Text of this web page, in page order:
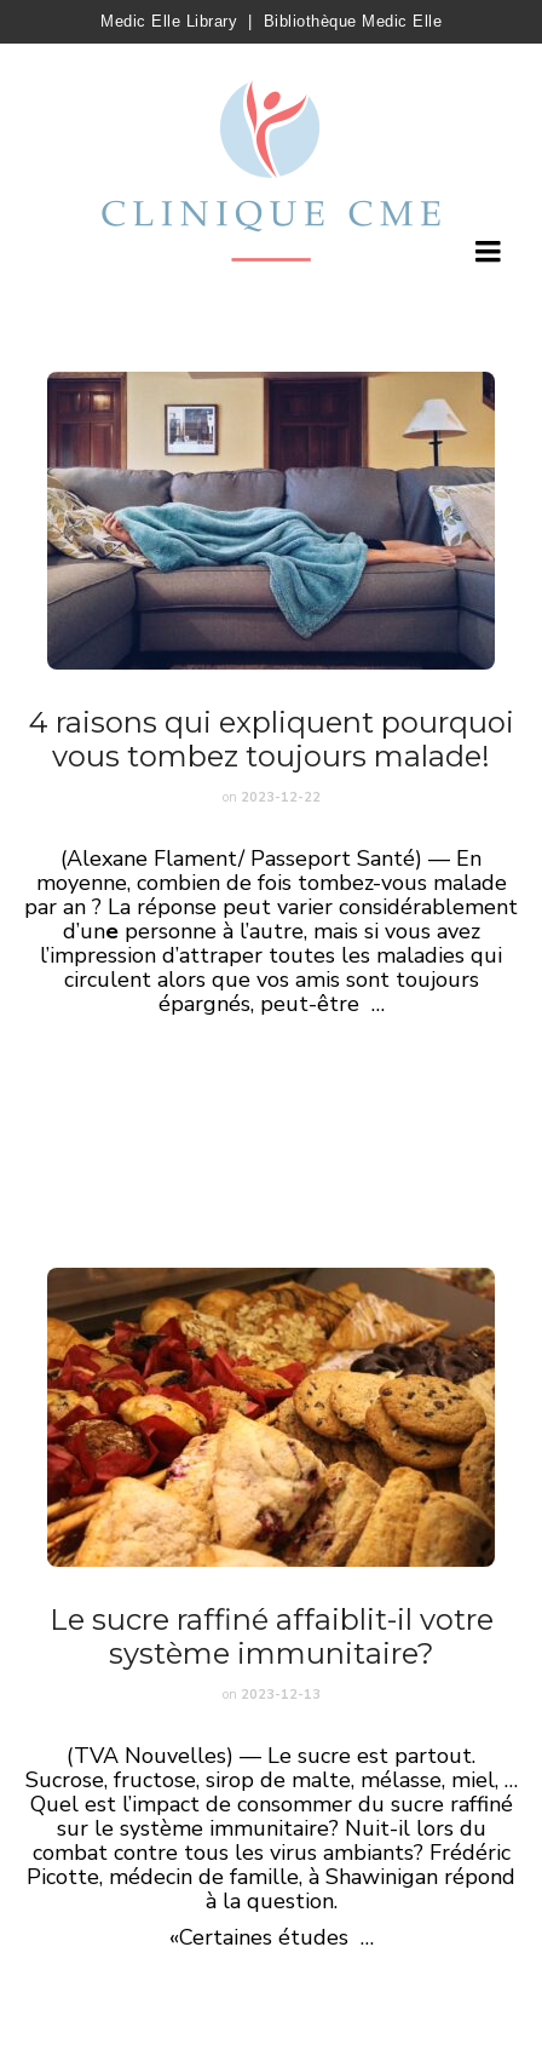
Medic Elle Library Bibliothèque Medic Elle
4 raisons qui expliquent pourquoi
vous tombez toujours malade!
on 2023-12-22
(Alexane Flament/ Passeport Santé) — En
moyenne, combien de fois tombez-vous malade
par an ? La réponse peut varier considérablement
d’unepersonne à l’autre, mais si vous avez
l’impression d’attraper toutes les maladies qui
circulent alors que vos amis sont toujours
épargnés, peut-être …
Le sucre raffiné affaiblit-il votre
système immunitaire?
on 2023-12-13
(TVA Nouvelles) — Le sucre est partout.
Sucrose, fructose, sirop de malte, mélasse, miel, …
Quel est l’impact de consommer du sucre raffiné
sur le système immunitaire? Nuit-il lors du
combat contre tous les virus ambiants? Frédéric
Picotte, médecin de famille, à Shawinigan répond
à la question.
«Certaines études …